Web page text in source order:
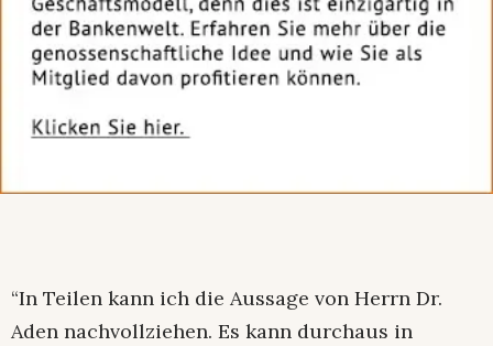
“In Teilen kann ich die Aussage von Herrn Dr.
Aden nachvollziehen. Es kann durchaus in